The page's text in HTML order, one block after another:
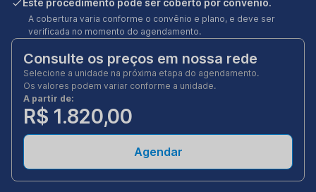
Este procedimento pode ser coberto por convênio.
A cobertura varia conforme o convênio e plano, e deve ser
verificada no momento do agendamento.
Consulte os preços em nossa rede
Selecione a unidade na próxima etapa do agendamento.
Os valores podem variar conforme a unidade.
A partir de:
R$ 1.820,00
Agendar